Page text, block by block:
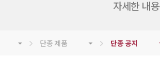
자세한 내
단종 제품 단종 공지